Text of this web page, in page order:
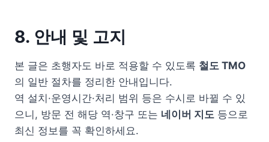
8. 안내 및 고지
본 글은 초행자도 바로 적용할 수 있도록 철도 TMO
의 일반 절차를 정리한 안내입니다.
역 설치·운영시간·처리 범위 등은 수시로 바뀔 수 있
으니, 방문 전 해당 역·창구 또는 네이버 지도 등으로
최신 정보를 꼭 확인하세요.